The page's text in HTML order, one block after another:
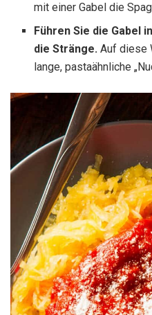
mit einer Gabel die
Führen Sie die Gabel
die Stränge. Auf diese
lange, pastaähnliche